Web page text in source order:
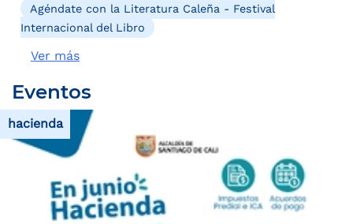
Agéndate con la Literatura Caleña - Festival
Internacional del Libro
Ver más
Eventos
hacienda